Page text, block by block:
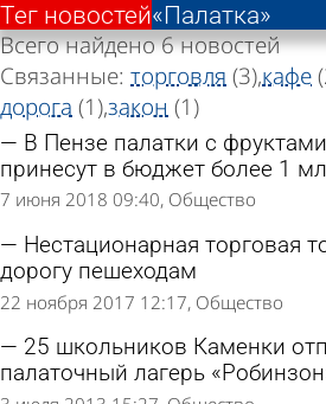
«Палатка»
Тег новостей
Всего найдено 6 новостей
Связанные: торговля (3)кафе
дорога (1)закон (1)
В Пензе палатки с
принесут в бюджет более 1
7 июня 2018 09:40 Общество
Нестационарная торговая
дорогу пешеходам
22 ноября 2017 12:17 Общество
25 школьников Каменки
палаточный лагерь